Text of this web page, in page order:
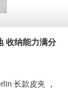
收纳能力满分
长款皮夹 ，